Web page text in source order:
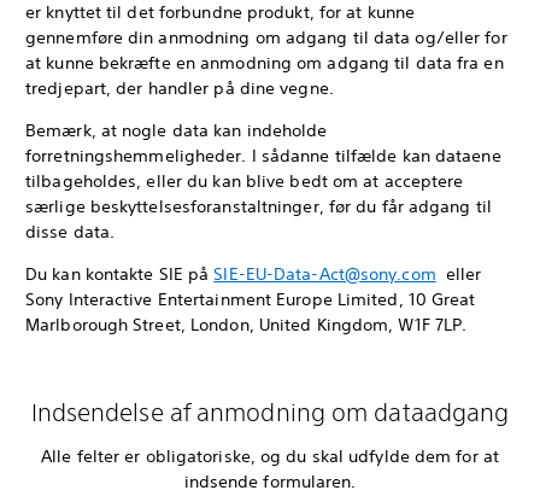
er knyttet til det forbundne produkt, for at kunne
gennemføre din anmodning om adgang til data og/eller for
at kunne bekræfte en anmodning om adgang til data fra en
tredjepart, der handler på dine vegne.
Bemærk, at nogle data kan indeholde
forretningshemmeligheder. I sådanne tilfælde kan dataene
tilbageholdes, eller du kan blive bedt om at acceptere
særlige beskyttelsesforanstaltninger, før du får adgang til
disse data.
Du kan kontakte SIE påSIE-EU-Data-Act@sony.com eller
Sony Interactive Entertainment Europe Limited, 10 Great
Marlborough Street, London, United Kingdom, W1F 7LP.
Indsendelse af anmodning om dataadgang
Alle felter er obligatoriske, og du skal udfylde dem for at
indsende formularen.